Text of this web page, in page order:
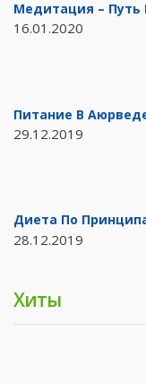
Медитация – Путь
16.01.2020
Питание В
29.12.2019
Диета По
28.12.2019
Хиты